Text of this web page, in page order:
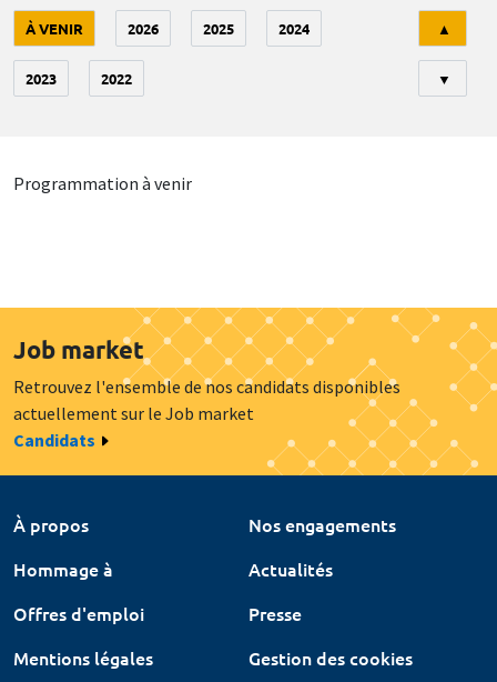
À VENIR 2026 2025 2024
2023 2022
▲
▼
Programmation à venir
Job market
Retrouvez l'ensemble de nos candidats disponibles
actuellement sur le Job market
Candidats
À propos
Nos engagements
Hommage à
Actualités
Offres d'emploi
Presse
Mentions légales
Gestion des cookies